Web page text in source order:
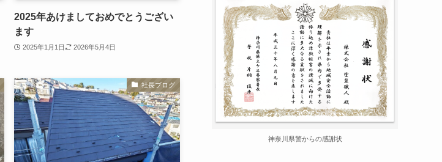
2025年あけましておめでとうござい
ます
2025年1月1日 2026年5月4日
社長ブログ
神奈川県警からの感謝状